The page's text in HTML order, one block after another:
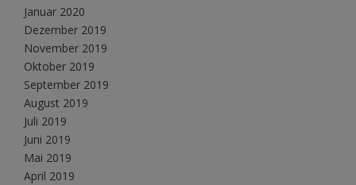
Januar 2020
Dezember 2019
November 2019
Oktober 2019
September 2019
August 2019
Juli 2019
Juni 2019
Mai 2019
April 2019